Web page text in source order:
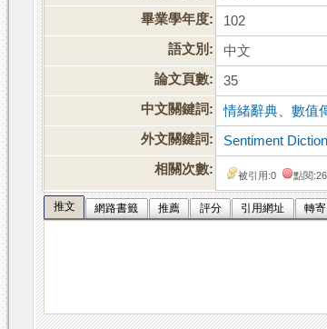
畢業學年度:
102
語文別:
中文
論文頁數:
35
中文關鍵詞:
情緒辭典 、數值
外文關鍵詞:
Sentiment
相關次數:
被引用:0 點閱
推文 網路書籤 推薦 評分 引用網址 轉寄